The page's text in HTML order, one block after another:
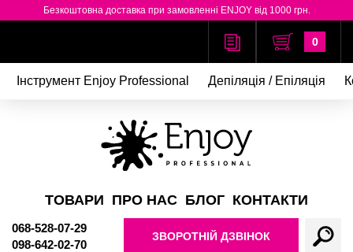
Безкоштовна доставка при замовленні ENJOY від 1000 грн.
0
Інструмент Enjoy Professional Депіляція / Епіляція
ТОВАРИ ПРО НАС БЛОГ КОНТАКТИ
068-528-07-29
098-642-02-70
ЗВОРОТНІЙ ДЗВІНОК